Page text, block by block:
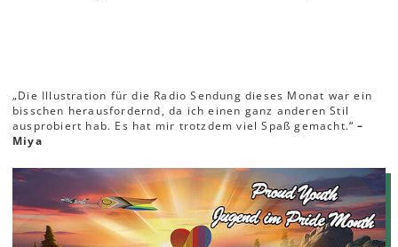
„Die Illustration für die Radio Sendung dieses Monat war ein
bisschen herausfordernd, da ich einen ganz anderen Stil
ausprobiert hab. Es hat mir trotzdem viel Spaß gemacht.“–
Miya